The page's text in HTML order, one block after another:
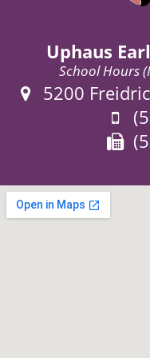
Uphaus
School Hours
Address:
5200